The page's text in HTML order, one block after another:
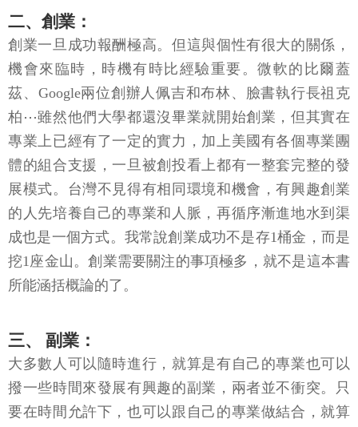
二、創業：
創業一旦成功報酬極高。但這與個性有很大的關係，
機會來臨時，時機有時比經驗重要。微軟的比爾蓋
茲、Google兩位創辦人佩吉和布林、臉書執行長祖克
柏⋯雖然他們大學都還沒畢業就開始創業，但其實在
專業上已經有了一定的實力，加上美國有各個專業團
體的組合支援，一旦被創投看上都有一整套完整的發
展模式。台灣不見得有相同環境和機會，有興趣創業
的人先培養自己的專業和人脈，再循序漸進地水到渠
成也是一個方式。我常說創業成功不是存1桶金，而是
挖1座金山。創業需要關注的事項極多，就不是這本書
所能涵括概論的了。
三、 副業：
大多數人可以隨時進行，就算是有自己的專業也可以
撥一些時間來發展有興趣的副業，兩者並不衝突。只
要在時間允許下，也可以跟自己的專業做結合，就算